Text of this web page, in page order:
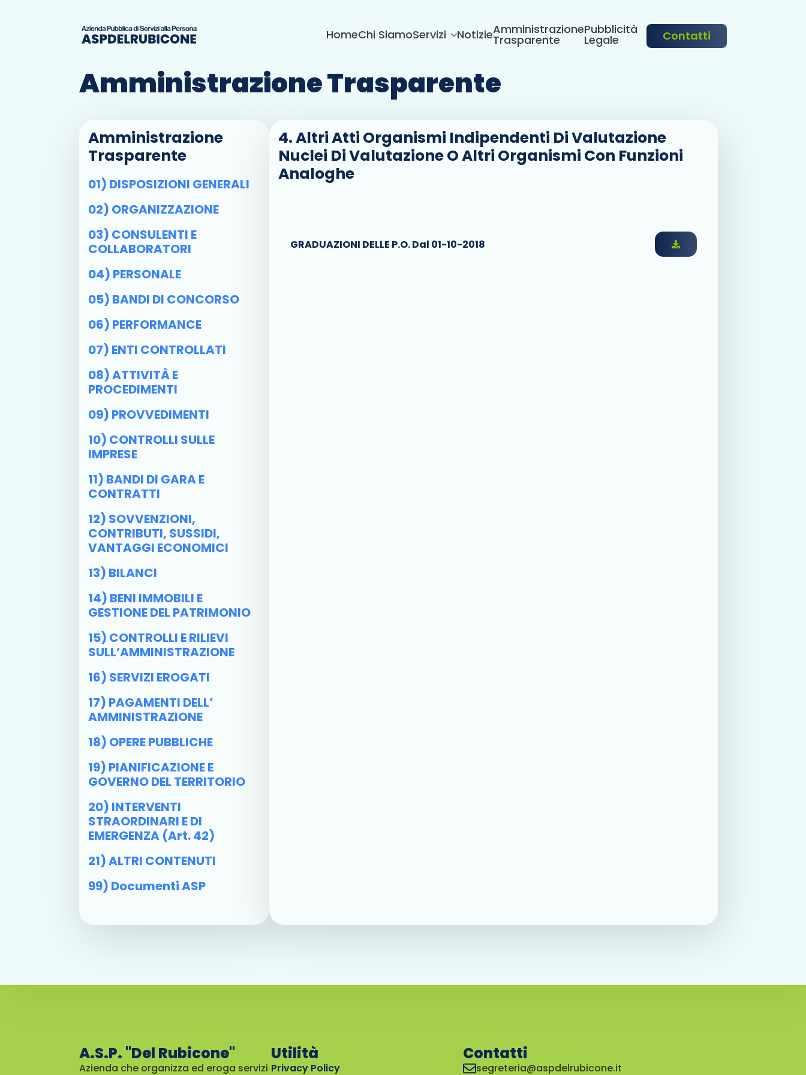
HomeChi SiamoServizi NotizieAmministrazione
Trasparente
Pubblicità
Legale Contatti
Amministrazione Trasparente
Amministrazione
Trasparente
01) DISPOSIZIONI GENERALI
02) ORGANIZZAZIONE
03) CONSULENTI E
COLLABORATORI
04) PERSONALE
05) BANDI DI CONCORSO
06) PERFORMANCE
07) ENTI CONTROLLATI
08) ATTIVITÀ E
PROCEDIMENTI
09) PROVVEDIMENTI
10) CONTROLLI SULLE
IMPRESE
11) BANDI DI GARA E
CONTRATTI
12) SOVVENZIONI,
CONTRIBUTI, SUSSIDI,
VANTAGGI ECONOMICI
13) BILANCI
14) BENI IMMOBILI E
GESTIONE DEL PATRIMONIO
15) CONTROLLI E RILIEVI
SULL’AMMINISTRAZIONE
16) SERVIZI EROGATI
17) PAGAMENTI DELL’
AMMINISTRAZIONE
18) OPERE PUBBLICHE
19) PIANIFICAZIONE E
GOVERNO DEL TERRITORIO
20) INTERVENTI
STRAORDINARI E DI
EMERGENZA (art. 42)
21) ALTRI CONTENUTI
99) Documenti ASP
4. Altri Atti Organismi Indipendenti Di Valutazione
Nuclei Di Valutazione O Altri Organismi Con Funzioni
Analoghe
GRADUAZIONI DELLE P.O. Dal 01-10-2018
A.S.P. "Del Rubicone"
Azienda che organizza ed eroga servizi
Utilità
Privacy Policy
Contatti
segreteria@aspdelrubicone.it